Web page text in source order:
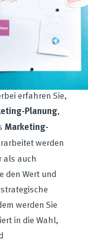
Einblick in die
erfahren Sie,
Planung,
Marketing-
werden
als auch
den Wert und
werden Sie
in die Wahl,